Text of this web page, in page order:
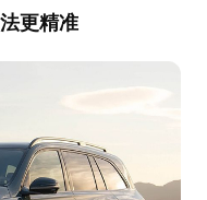
更精准